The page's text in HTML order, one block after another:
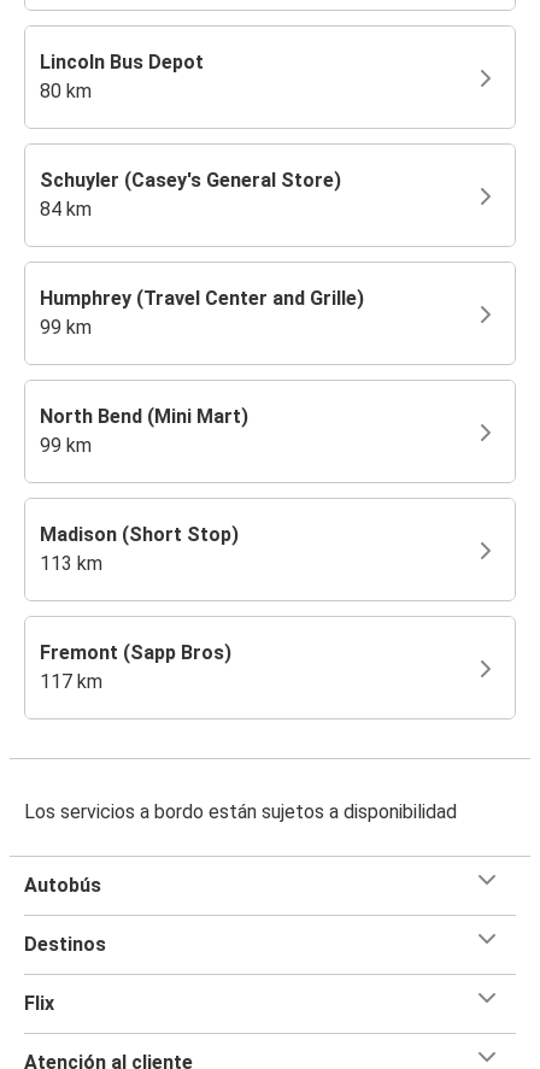
Lincoln Bus Depot
80 km
Schuyler (Casey's General Store)
84 km
Humphrey (Travel Center and Grille)
99 km
North Bend (Mini Mart)
99 km
Madison (Short Stop)
113 km
Fremont (Sapp Bros)
117 km
Los servicios a bordo están sujetos a disponibilidad
Autobús
Destinos
Flix
Atención al cliente